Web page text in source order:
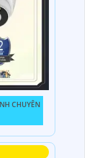
CHUYÊN